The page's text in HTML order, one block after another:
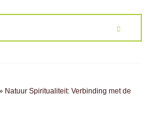
Natuur Spiritualiteit: Verbinding met de